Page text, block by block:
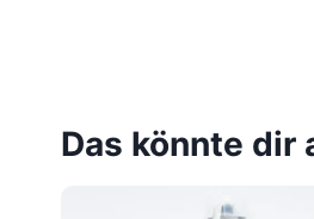
Das könnte dir